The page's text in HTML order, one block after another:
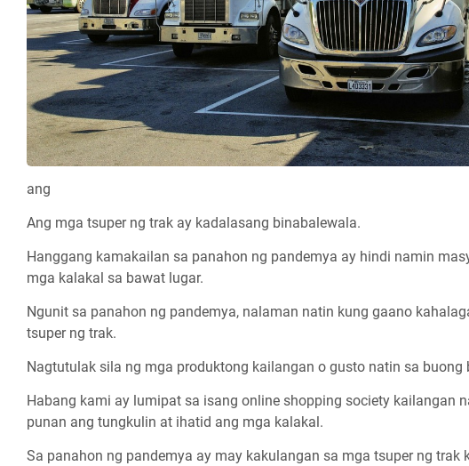
ang
Ang mga tsuper ng trak ay kadalasang binabalewala.
Hanggang kamakailan sa panahon ng pandemya ay hindi namin
mga kalakal sa bawat lugar.
Ngunit sa panahon ng pandemya, nalaman natin kung gaano
tsuper ng trak.
Nagtutulak sila ng mga produktong kailangan o gusto natin sa buong
Habang kami ay lumipat sa isang online shopping society kailangan
punan ang tungkulin at ihatid ang mga kalakal.
Sa panahon ng pandemya ay may kakulangan sa mga tsuper ng